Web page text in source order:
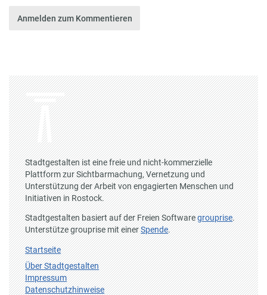
Anmelden zum Kommentieren
Stadtgestalten ist eine freie und nicht-kommerzielle
Plattform zur Sichtbarmachung, Vernetzung und
Unterstützung der Arbeit von engagierten Menschen und
Initiativen in Rostock.
Stadtgestalten basiert auf der Freien Softwaregrouprise.
Unterstütze grouprise mit einerSpende.
Startseite
Über Stadtgestalten
Impressum
Datenschutzhinweise